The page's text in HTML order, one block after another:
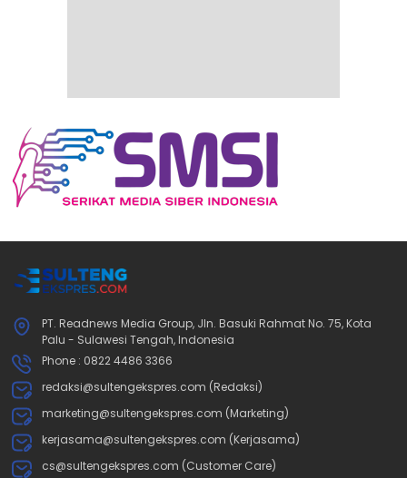
PT. Readnews Media Group, Jln. Basuki Rahmat No. 75, Kota
Palu - Sulawesi Tengah, Indonesia
Phone : 0822 4486 3366
redaksi@sultengekspres.com (Redaksi)
marketing@sultengekspres.com (Marketing)
kerjasama@sultengekspres.com (Kerjasama)
cs@sultengekspres.com (Customer Care)